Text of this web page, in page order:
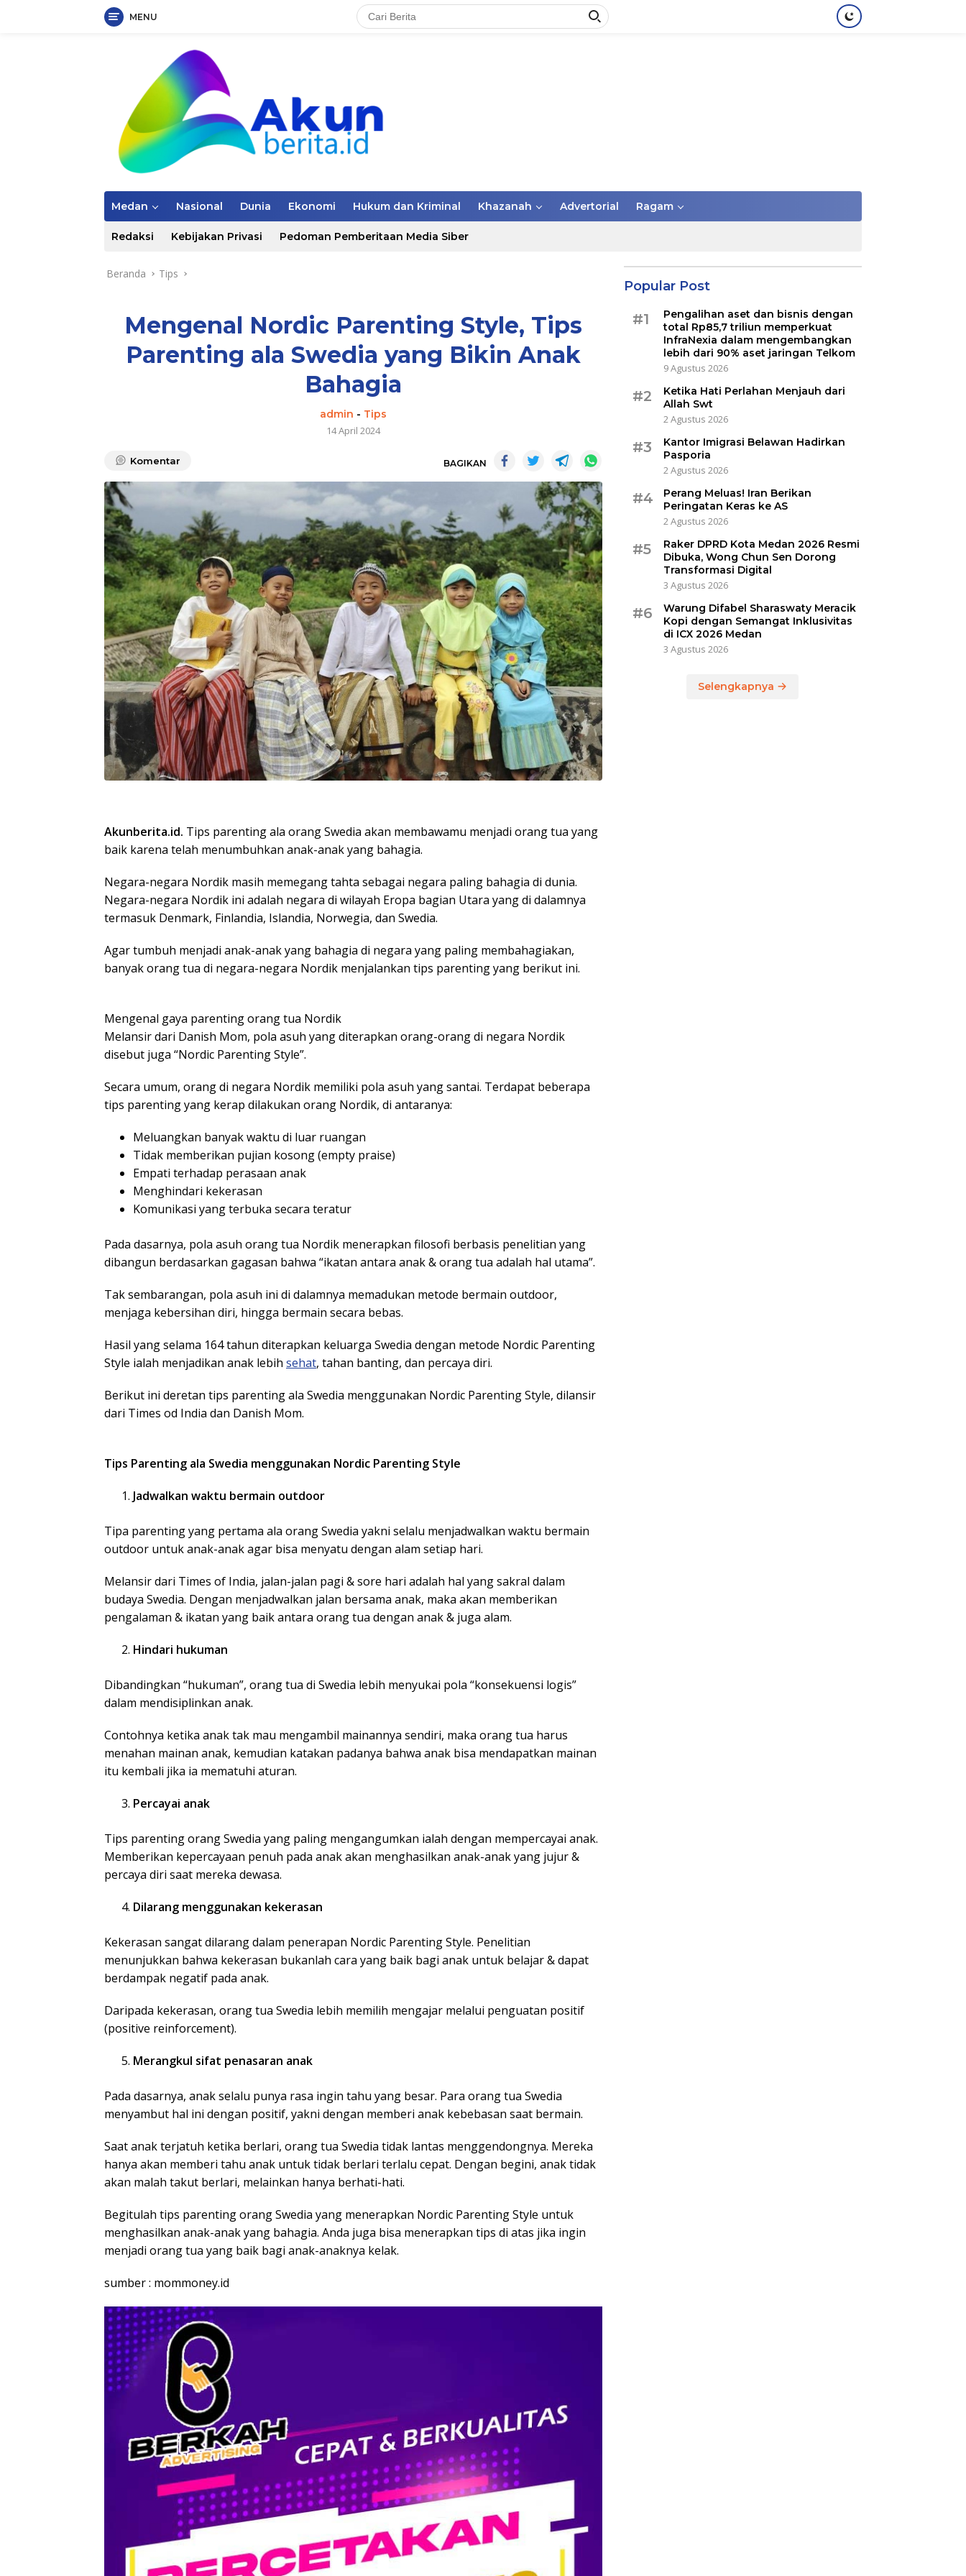
MENU
Medan Nasional Dunia Ekonomi Hukum dan Kriminal Khazanah Advertorial Ragam
Redaksi Kebijakan Privasi Pedoman Pemberitaan Media Siber
Beranda Tips
Mengenal Nordic Parenting Style, Tips
Parenting ala Swedia yang Bikin Anak
Bahagia
admin - Tips
14 April 2024
Komentar BAGIKAN
Akunberita.id. Tips parenting ala orang Swedia akan membawamu menjadi orang tua yang
baik karena telah menumbuhkan anak-anak yang bahagia.
Negara-negara Nordik masih memegang tahta sebagai negara paling bahagia di dunia.
Negara-negara Nordik ini adalah negara di wilayah Eropa bagian Utara yang di dalamnya
termasuk Denmark, Finlandia, Islandia, Norwegia, dan Swedia.
Agar tumbuh menjadi anak-anak yang bahagia di negara yang paling membahagiakan,
banyak orang tua di negara-negara Nordik menjalankan tips parenting yang berikut ini.
Mengenal gaya parenting orang tua Nordik
Melansir dari Danish Mom, pola asuh yang diterapkan orang-orang di negara Nordik
disebut juga “Nordic Parenting Style”.
Secara umum, orang di negara Nordik memiliki pola asuh yang santai. Terdapat beberapa
tips parenting yang kerap dilakukan orang Nordik, di antaranya:
Meluangkan banyak waktu di luar ruangan
Tidak memberikan pujian kosong (empty praise)
Empati terhadap perasaan anak
Menghindari kekerasan
Komunikasi yang terbuka secara teratur
Pada dasarnya, pola asuh orang tua Nordik menerapkan filosofi berbasis penelitian yang
dibangun berdasarkan gagasan bahwa “ikatan antara anak & orang tua adalah hal utama”.
Tak sembarangan, pola asuh ini di dalamnya memadukan metode bermain outdoor,
menjaga kebersihan diri, hingga bermain secara bebas.
Hasil yang selama 164 tahun diterapkan keluarga Swedia dengan metode Nordic Parenting
Style ialah menjadikan anak lebih sehat, tahan banting, dan percaya diri.
Berikut ini deretan tips parenting ala Swedia menggunakan Nordic Parenting Style, dilansir
dari Times od India dan Danish Mom.
Tips Parenting ala Swedia menggunakan Nordic Parenting Style
Jadwalkan waktu bermain outdoor
Tipa parenting yang pertama ala orang Swedia yakni selalu menjadwalkan waktu bermain
outdoor untuk anak-anak agar bisa menyatu dengan alam setiap hari.
Melansir dari Times of India, jalan-jalan pagi & sore hari adalah hal yang sakral dalam
budaya Swedia. Dengan menjadwalkan jalan bersama anak, maka akan memberikan
pengalaman & ikatan yang baik antara orang tua dengan anak & juga alam.
Hindari hukuman
Dibandingkan “hukuman”, orang tua di Swedia lebih menyukai pola “konsekuensi logis”
dalam mendisiplinkan anak.
Contohnya ketika anak tak mau mengambil mainannya sendiri, maka orang tua harus
menahan mainan anak, kemudian katakan padanya bahwa anak bisa mendapatkan mainan
itu kembali jika ia mematuhi aturan.
Percayai anak
Tips parenting orang Swedia yang paling mengangumkan ialah dengan mempercayai anak.
Memberikan kepercayaan penuh pada anak akan menghasilkan anak-anak yang jujur &
percaya diri saat mereka dewasa.
Dilarang menggunakan kekerasan
Kekerasan sangat dilarang dalam penerapan Nordic Parenting Style. Penelitian
menunjukkan bahwa kekerasan bukanlah cara yang baik bagi anak untuk belajar & dapat
berdampak negatif pada anak.
Daripada kekerasan, orang tua Swedia lebih memilih mengajar melalui penguatan positif
(positive reinforcement).
Merangkul sifat penasaran anak
Pada dasarnya, anak selalu punya rasa ingin tahu yang besar. Para orang tua Swedia
menyambut hal ini dengan positif, yakni dengan memberi anak kebebasan saat bermain.
Saat anak terjatuh ketika berlari, orang tua Swedia tidak lantas menggendongnya. Mereka
hanya akan memberi tahu anak untuk tidak berlari terlalu cepat. Dengan begini, anak tidak
akan malah takut berlari, melainkan hanya berhati-hati.
Begitulah tips parenting orang Swedia yang menerapkan Nordic Parenting Style untuk
menghasilkan anak-anak yang bahagia. Anda juga bisa menerapkan tips di atas jika ingin
menjadi orang tua yang baik bagi anak-anaknya kelak.
sumber : mommoney.id
Popular Post
#1
Pengalihan aset dan bisnis dengan
total Rp85,7 triliun memperkuat
InfraNexia dalam mengembangkan
lebih dari 90% aset jaringan Telkom
9 Agustus 2026
#2
Ketika Hati Perlahan Menjauh dari
Allah Swt
2 Agustus 2026
#3
Kantor Imigrasi Belawan Hadirkan
Pasporia
2 Agustus 2026
#4
Perang Meluas! Iran Berikan
Peringatan Keras ke AS
2 Agustus 2026
#5
Raker DPRD Kota Medan 2026 Resmi
Dibuka, Wong Chun Sen Dorong
Transformasi Digital
3 Agustus 2026
#6
Warung Difabel Sharaswaty Meracik
Kopi dengan Semangat Inklusivitas
di ICX 2026 Medan
3 Agustus 2026
Selengkapnya